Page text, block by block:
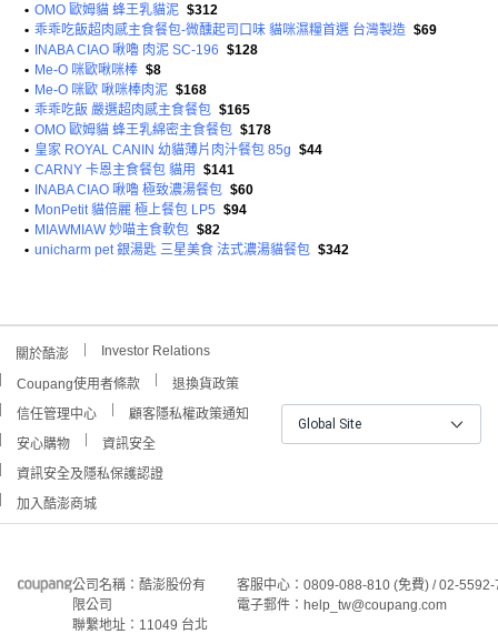
• OMO 歐姆貓 蜂王乳貓泥 $312
• 乖乖吃飯超肉感主食餐包-微醺起司口味 貓咪濕糧首選 台灣製造 $69
•
INABA CIAO 啾嚕 肉泥 SC-196 $128
• Me-O 咪歐啾咪棒 $8
• Me-O 咪歐 啾咪棒肉泥 $168
• 乖乖吃飯 嚴選超肉感主食餐包 $165
• OMO 歐姆貓 蜂王乳綿密主食餐包 $178
• 皇家 ROYAL CANIN 幼貓薄片肉汁餐包 85g $44
• CARNY 卡恩主食餐包 貓用
$141
•
INABA CIAO 啾嚕 極致濃湯餐包 $60
• MonPetit 貓倍麗 極上餐包 LP5 $94
• MIAWMIAW 妙喵主食軟包 $82
• unicharm pet 銀湯匙 三星美食 法式濃湯貓餐包 $342
關於酷澎 Investor Relations
Coupang使用者條款
退換貨政策
信任管理中心
顧客隱私權政策通知
安心購物
資訊安全
資訊安全及隱私保護認證
加入酷澎商城
Global Site
公司名稱：酷澎股份有
限公司
聯繫地址：11049 台北
客服中心：0809-088-810 (免費) / 02-
電子郵件：help_tw@coupang.com